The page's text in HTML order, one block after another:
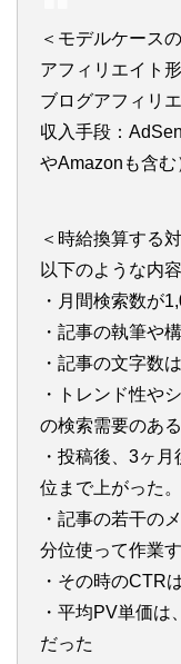
＜モデルケース
アフィリエイト
ブログアフィリ
収入手段：
やAmazonも含む
＜時給換算する
以下のような内
・月間検索数が
・記事の執筆や
・記事の文字数
・トレンド性や
の検索需要のあ
・投稿後、3ヶ
位まで上がった。
・記事の若干の
分位使って作業
・その時のCTR
・平均PV単価
だった